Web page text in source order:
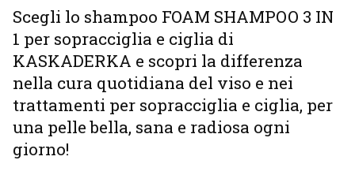
Scegli lo shampoo FOAM SHAMPOO 3 IN
1 per sopracciglia e ciglia di
KASKADERKA e scopri la differenza
nella cura quotidiana del viso e nei
trattamenti per sopracciglia e ciglia, per
una pelle bella, sana e radiosa ogni
giorno!